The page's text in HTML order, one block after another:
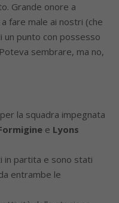
Grande onore a
fare male ai nostri (che
un punto con possesso
sembrare, ma no,
la squadra impegnata
e Lyons
in partita e sono stati
entrambe le